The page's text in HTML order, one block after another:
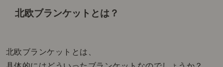
北欧ブランケットとは？
北欧ブランケットとは、